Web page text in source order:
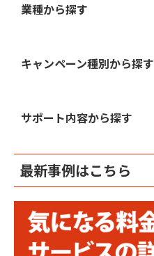
業種から探す
キャンペーン種別から探す
サポート内容から探す
最新事例はこちら